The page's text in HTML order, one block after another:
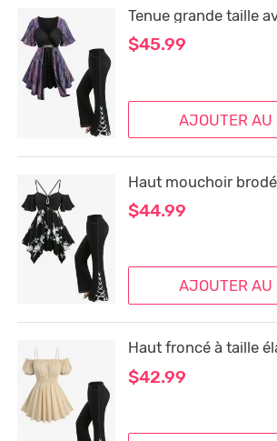
$45.99
AJOUTER AU
$44.99
AJOUTER AU
$42.99